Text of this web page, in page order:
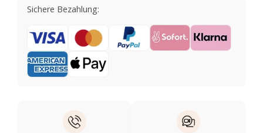
Sichere Bezahlung: